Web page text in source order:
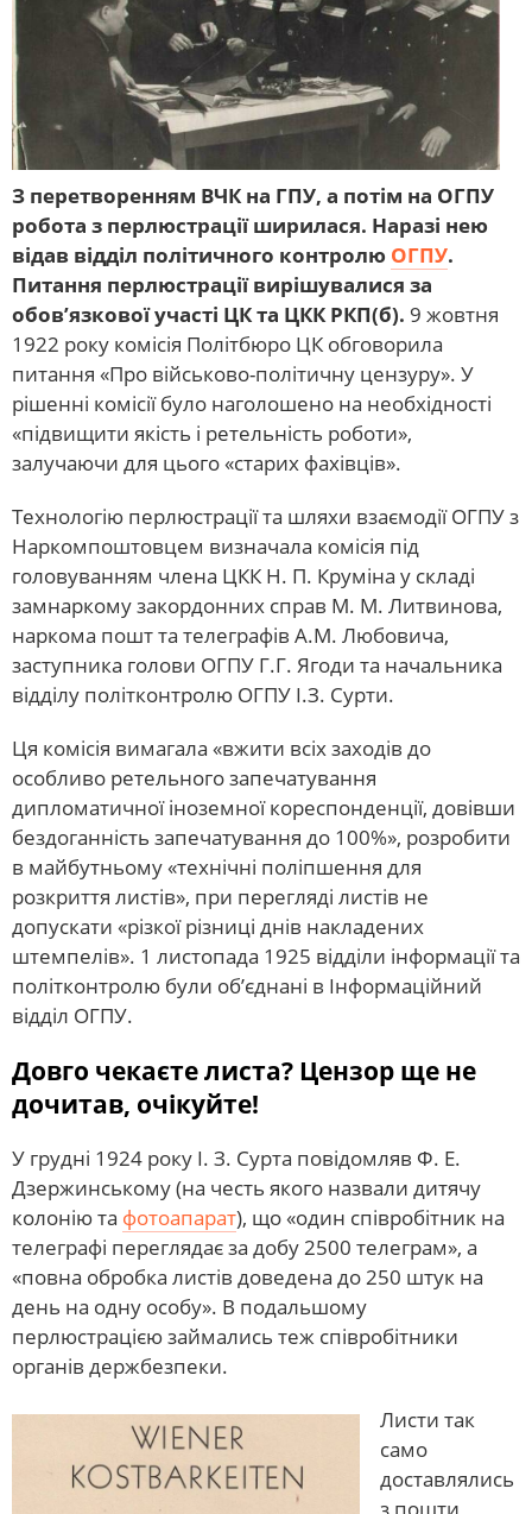
З перетворенням ВЧК на ГПУ, а потім на ОГПУ
робота з перлюстрації ширилася. Наразі нею
відав відділ політичного контролю ОГПУ.
Питання перлюстрації вирішувалися за
обов’язкової участі ЦК та ЦКК РКП(б). 9 жовтня
1922 року комісія Політбюро ЦК обговорила
питання «Про військово-політичну цензуру». У
рішенні комісії було наголошено на необхідності
«підвищити якість і ретельність роботи»,
залучаючи для цього «старих фахівців».
Технологію перлюстрації та шляхи взаємодії ОГПУ з
Наркомпоштовцем визначала комісія під
головуванням члена ЦКК Н. П. Круміна у складі
замнаркому закордонних справ М. М. Литвинова,
наркома пошт та телеграфів А.М. Любовича,
заступника голови ОГПУ Г.Г. Ягоди та начальника
відділу політконтролю ОГПУ І.З. Сурти.
Ця комісія вимагала «вжити всіх заходів до
особливо ретельного запечатування
дипломатичної іноземної кореспонденції, довівши
бездоганність запечатування до 100%», розробити
в майбутньому «технічні поліпшення для
розкриття листів», при перегляді листів не
допускати «різкої різниці днів накладених
штемпелів». 1 листопада 1925 відділи інформації та
політконтролю були об’єднані в Інформаційний
відділ ОГПУ.
Довго чекаєте листа? Цензор ще не
дочитав, очікуйте!
У грудні 1924 року І. З. Сурта повідомляв Ф. Е.
Дзержинському (на честь якого назвали дитячу
колонію та фотоапарат), що «один співробітник на
телеграфі переглядає за добу 2500 телеграм», а
«повна обробка листів доведена до 250 штук на
день на одну особу». В подальшому
перлюстрацією займались теж співробітники
органів держбезпеки.
Листи так
само
доставлялись
з пошти,